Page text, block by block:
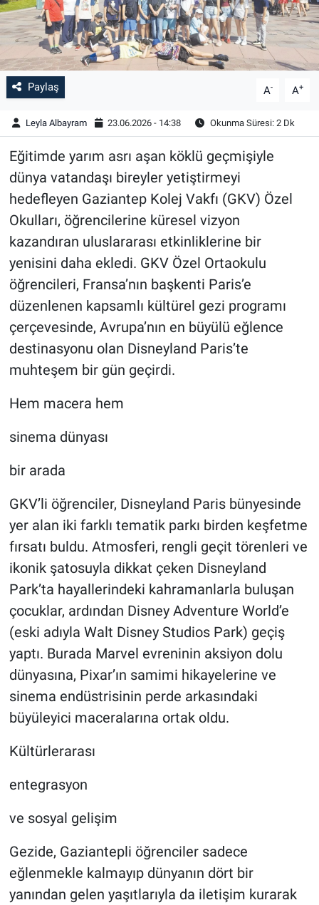
Paylaş A- A+
Leyla Albayram 23.06.2026 - 14:38 Okunma Süresi: 2 Dk
Eğitimde yarım asrı aşan köklü geçmişiyle
dünya vatandaşı bireyler yetiştirmeyi
hedefleyen Gaziantep Kolej Vakfı (GKV) Özel
Okulları, öğrencilerine küresel vizyon
kazandıran uluslararası etkinliklerine bir
yenisini daha ekledi. GKV Özel Ortaokulu
öğrencileri, Fransa’nın başkenti Paris’e
düzenlenen kapsamlı kültürel gezi programı
çerçevesinde, Avrupa’nın en büyülü eğlence
destinasyonu olan Disneyland Paris’te
muhteşem bir gün geçirdi.
Hem macera hem
sinema dünyası
bir arada
GKV’li öğrenciler, Disneyland Paris bünyesinde
yer alan iki farklı tematik parkı birden keşfetme
fırsatı buldu. Atmosferi, rengli geçit törenleri ve
ikonik şatosuyla dikkat çeken Disneyland
Park’ta hayallerindeki kahramanlarla buluşan
çocuklar, ardından Disney Adventure World’e
(eski adıyla Walt Disney Studios Park) geçiş
yaptı. Burada Marvel evreninin aksiyon dolu
dünyasına, Pixar’ın samimi hikayelerine ve
sinema endüstrisinin perde arkasındaki
büyüleyici maceralarına ortak oldu.
Kültürlerarası
entegrasyon
ve sosyal gelişim
Gezide, Gaziantepli öğrenciler sadece
eğlenmekle kalmayıp dünyanın dört bir
yanından gelen yaşıtlarıyla da iletişim kurarak